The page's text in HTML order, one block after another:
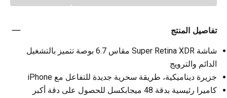
تفاصيل المنتج
شاشة Super Retina XDR مقاس 6.7 بوصة تتميز بالتشغيل
الدائم والترويج
جزيرة ديناميكية، طريقة سحرية جديدة للتفاعل مع iPhone
كاميرا رئيسية بدقة 48 ميجابكسل للحصول على دقة أكبر